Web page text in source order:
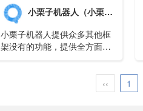
小栗子机器人（小栗子机器人官网）
小栗子机器人提供众多其他框
架没有的功能，提供全方面的
‹‹ 1